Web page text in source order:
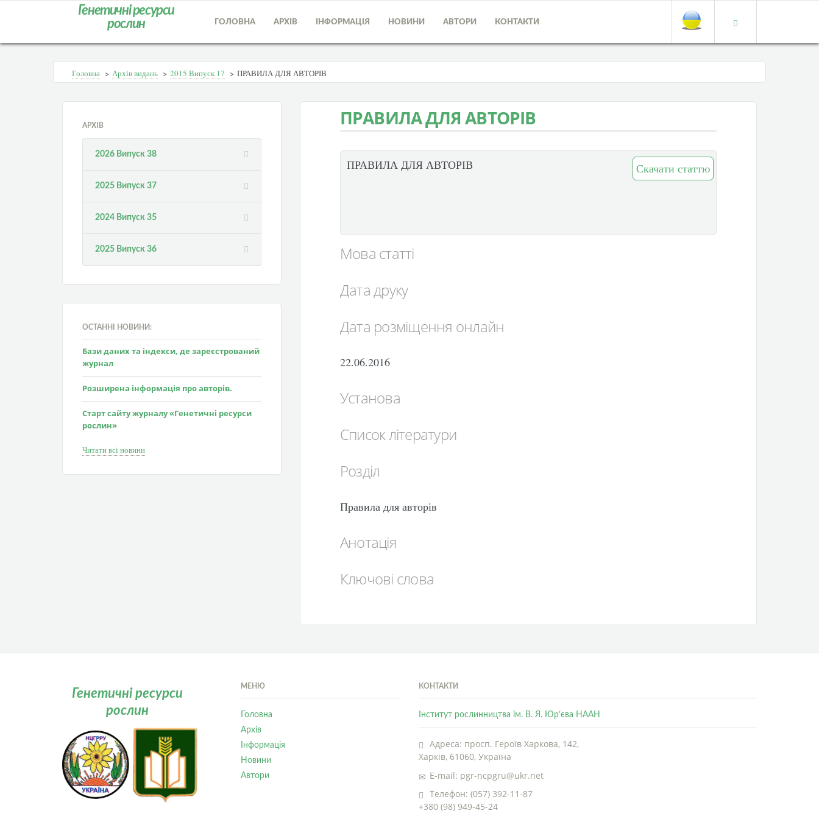
Генетичні ресурси
рослин
ГОЛОВНА АРХІВ ІНФОРМАЦІЯ НОВИНИ АВТОРИ КОНТАКТИ
Головна > Архів видань > 2015 Випуск 17 > ПРАВИЛА ДЛЯ АВТОРІВ
АРХІВ
2026 Випуск 38
2025 Випуск 37
2024 Випуск 35
2025 Випуск 36
ОСТАННІ НОВИНИ:
Бази даних та індекси, де зареєстрований
журнал
Розширена інформація про авторів.
Старт сайту журналу «Генетичні ресурси
рослин»
Читати всі новини
ПРАВИЛА ДЛЯ АВТОРІВ
Скачати статтю
ПРАВИЛА ДЛЯ АВТОРІВ
Мова статті
Дата друку
Дата розміщення онлайн
22.06.2016
Установа
Список літератури
Розділ
Правила для авторів
Анотація
Ключові слова
Генетичні ресурси
рослин
МЕНЮ
Головна
Архів
Інформація
Новини
Автори
КОНТАКТИ
Інститут рослинництва ім. В. Я. Юр’єва НААН
Адреса: просп. Героїв Харкова, 142,
Харків, 61060, Україна
E-mail: pgr-ncpgru@ukr.net
Телефон: (057) 392-11-87
+380 (98) 949-45-24